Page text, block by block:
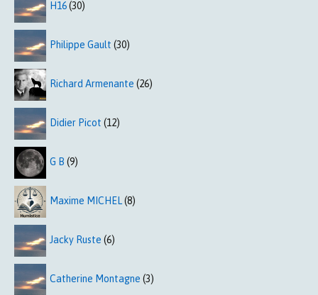
H16(30)
Philippe Gault (30)
Richard Armenante (26)
Didier Picot (12)
G B (9)
Maxime MICHEL(8)
Jacky Ruste (6)
Catherine Montagne (3)